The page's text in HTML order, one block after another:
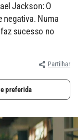
Jackson: O
negativa. Numa
sucesso no
Partilhar
preferida